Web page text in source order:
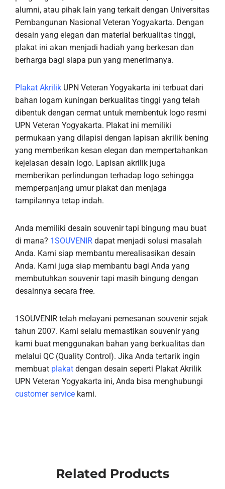
alumni, atau pihak lain yang terkait dengan Universitas
Pembangunan Nasional Veteran Yogyakarta. Dengan
desain yang elegan dan material berkualitas tinggi,
plakat ini akan menjadi hadiah yang berkesan dan
berharga bagi siapa pun yang menerimanya.
Plakat Akrilik UPN Veteran Yogyakarta ini terbuat dari
bahan logam kuningan berkualitas tinggi yang telah
dibentuk dengan cermat untuk membentuk logo resmi
UPN Veteran Yogyakarta. Plakat ini memiliki
permukaan yang dilapisi dengan lapisan akrilik bening
yang memberikan kesan elegan dan mempertahankan
kejelasan desain logo. Lapisan akrilik juga
memberikan perlindungan terhadap logo sehingga
memperpanjang umur plakat dan menjaga
tampilannya tetap indah.
Anda memiliki desain souvenir tapi bingung mau buat
di mana? 1SOUVENIR dapat menjadi solusi masalah
Anda. Kami siap membantu merealisasikan desain
Anda. Kami juga siap membantu bagi Anda yang
membutuhkan souvenir tapi masih bingung dengan
desainnya secara free.
1SOUVENIR telah melayani pemesanan souvenir sejak
tahun 2007. Kami selalu memastikan souvenir yang
kami buat menggunakan bahan yang berkualitas dan
melalui QC (Quality Control). Jika Anda tertarik ingin
membuat plakat dengan desain seperti Plakat Akrilik
UPN Veteran Yogyakarta ini, Anda bisa menghubungi
customer service kami.
Related Products